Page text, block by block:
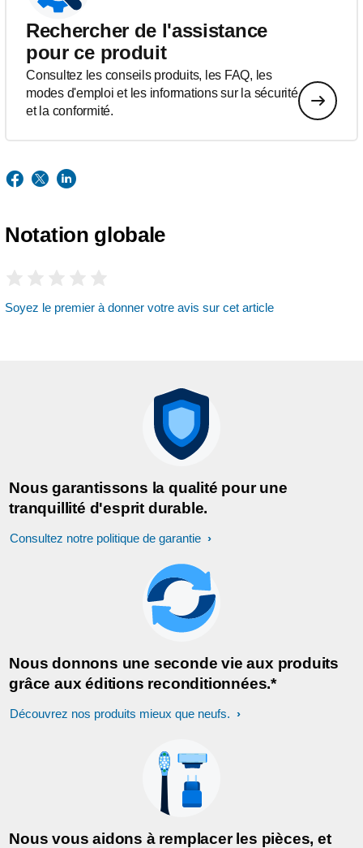
Rechercher de l'assistance
pour ce produit
Consultez les conseils produits, les FAQ, les
modes d'emploi et les informations sur la sécurité
et la conformité.
Notation globale
Soyez le premier à donner votre avis sur cet article
Nous garantissons la qualité pour une
tranquillité d'esprit durable.
Consultez notre politique de garantie
Nous donnons une seconde vie aux produits
grâce aux éditions reconditionnées.*
Découvrez nos produits mieux que neufs.
Nous vous aidons à remplacer les pièces, et